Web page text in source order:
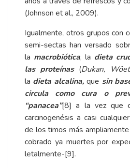
(Johnson et al., 2009).
Igualmente, otros grupos con
semi-sectas han versado
la macrobiótica, la dieta
las proteínas(Dukan,
la dieta alcalina,que sin
circula como cura o
“panacea”[8] a la vez que
carcinogenésis a casi
de los timos más
cobrado ya muertes por
letalmente-[9].